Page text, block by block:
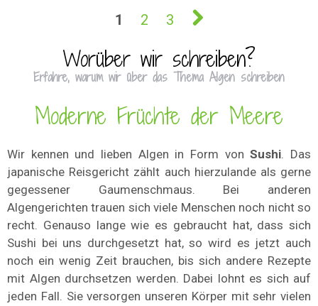
1 2 3
Worüber wir schreiben?
Erfahre, warum wir über das Thema Algen schreiben
Moderne Früchte der Meere
Wir kennen und lieben Algen in Form vonSushi. Das
japanische Reisgericht zählt auch hierzulande als gerne
gegessener Gaumenschmaus. Bei anderen
Algengerichten trauen sich viele Menschen noch nicht so
recht. Genauso lange wie es gebraucht hat, dass sich
Sushi bei uns durchgesetzt hat, so wird es jetzt auch
noch ein wenig Zeit brauchen, bis sich andere Rezepte
mit Algen durchsetzen werden. Dabei lohnt es sich auf
jeden Fall. Sie versorgen unseren Körper mit sehr vielen